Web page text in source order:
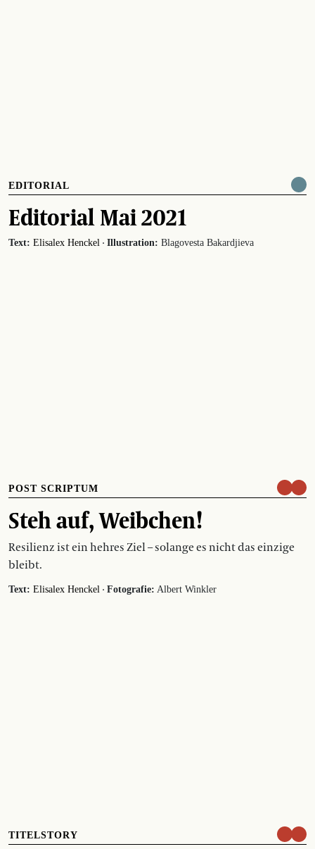
EDITORIAL
Editorial Mai 2021
Text: Elisalex Henckel · Illustration: Blagovesta Bakardjieva
POST SCRIPTUM
Steh auf, Weibchen!
Resilienz ist ein hehres Ziel – solange es nicht das einzige
bleibt.
Text: Elisalex Henckel · Fotografie: Albert Winkler
TITELSTORY